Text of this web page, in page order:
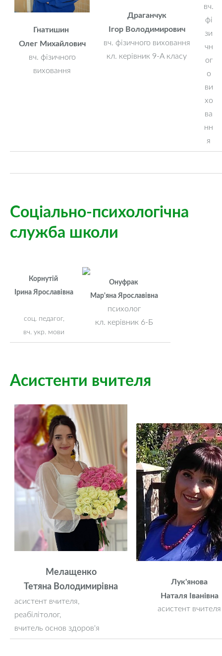
Гнатишин
Олег Михайлович
вч. фізичного
виховання
Драганчук
Ігор Володимирович
вч. фізичного виховання
кл. керівник 9-А класу
вч.
фі
зи
чн
ог
о
ви
хо
ва
нн
я
Соціально-психологічна
служба школи
Корнутій
Ірина Ярославівна
соц. педагог,
вч. укр. мови
Онуфрак
Мар'яна Ярославівна
психолог
кл. керівник 6-Б
Асистенти вчителя
Мелащенко
Тетяна Володимирівна
асистент вчителя,
реабілітолог,
вчитель основ здоров'я
Лук'янова
Наталя Іванівна
асистент вчителя